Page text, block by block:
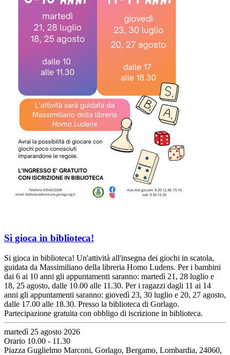
Si gioca in biblioteca!
Si gioca in biblioteca! Un'attività all'insegna dei giochi in scatola,
guidata da Massimiliano della libreria Homo Ludens. Per i bambini
dai 6 ai 10 anni gli appuntamenti saranno: martedì 21, 28 luglio e
18, 25 agosto, dalle 10.00 alle 11.30. Per i ragazzi dagli 11 ai 14
anni gli appuntamenti saranno: giovedì 23, 30 luglio e 20, 27 agosto,
dalle 17.00 alle 18.30. Presso la biblioteca di Gorlago.
Partecipazione gratuita con obbligo di iscrizione in biblioteca.
martedì 25 agosto 2026
Orario 10.00 - 11.30
Piazza Guglielmo Marconi, Gorlago, Bergamo, Lombardia, 24060,